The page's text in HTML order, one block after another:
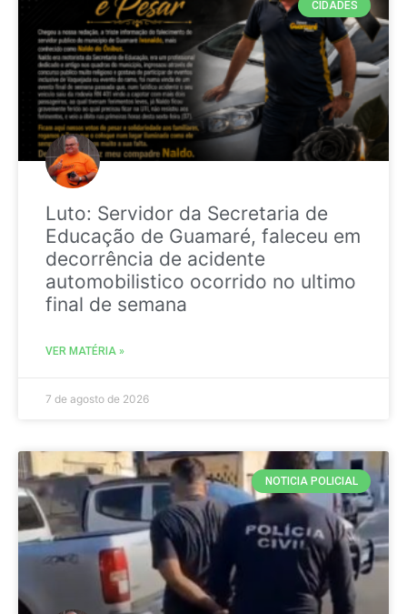
CIDADES
Luto: Servidor da Secretaria de
Educação de Guamaré, faleceu em
decorrência de acidente
automobilistico ocorrido no ultimo
final de semana
VER MATÉRIA »
7 de agosto de 2026
NOTICIA POLICIAL